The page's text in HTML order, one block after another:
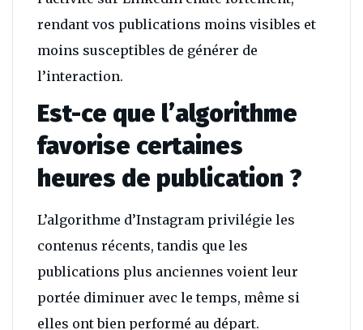
rendant vos publications moins visibles et
moins susceptibles de générer de
l’interaction.
Est-ce que l’algorithme
favorise certaines
heures de publication ?
L’algorithme d’Instagram privilégie les
contenus récents, tandis que les
publications plus anciennes voient leur
portée diminuer avec le temps, même si
elles ont bien performé au départ.